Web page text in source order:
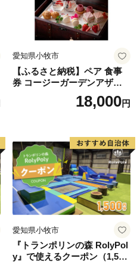
愛知県小牧市
【ふるさと納税】ペア 食事
券 コージーガーデンアザレ
ア アフタヌーン宝石箱 ホテ
ル特製 デザート 6種類 サン
ティー チケット 券 2名様分
お祝 誕生日 記念日 名鉄小牧
ホテル 愛知県 小牧市 送料無
料
18,000円
愛知県小牧市
『トランポリンの森 RolyPol
y』で使えるクーポン（1,500